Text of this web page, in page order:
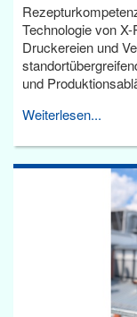
Technologie von
Druckereien und
und
Weiterlesen...